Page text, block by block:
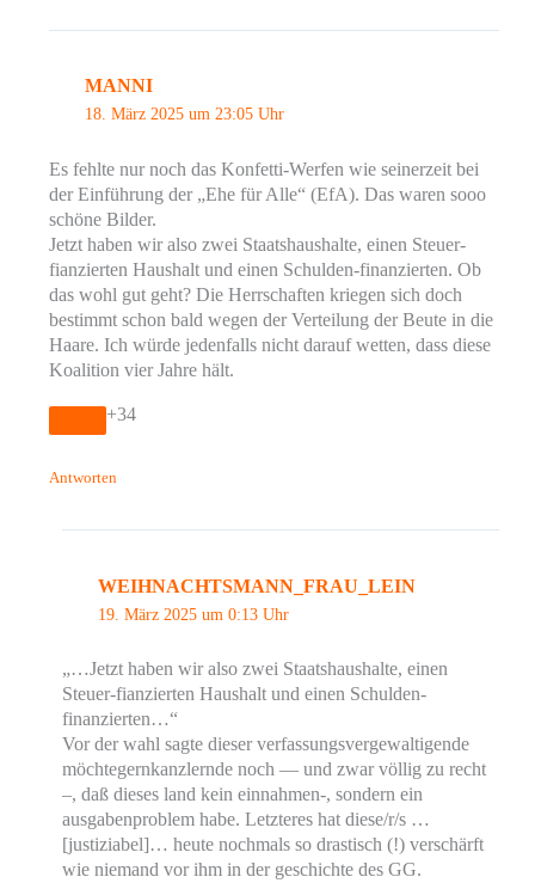
MANNI
18. März 2025 um 23:05 Uhr
Es fehlte nur noch das Konfetti-Werfen wie seinerzeit bei
der Einführung der „Ehe für Alle“ (EfA). Das waren sooo
schöne Bilder.
Jetzt haben wir also zwei Staatshaushalte, einen Steuer-
fianzierten Haushalt und einen Schulden-finanzierten. Ob
das wohl gut geht? Die Herrschaften kriegen sich doch
bestimmt schon bald wegen der Verteilung der Beute in die
Haare. Ich würde jedenfalls nicht darauf wetten, dass diese
Koalition vier Jahre hält.
+34
Antworten
WEIHNACHTSMANN_FRAU_LEIN
19. März 2025 um 0:13 Uhr
„…Jetzt haben wir also zwei Staatshaushalte, einen
Steuer-fianzierten Haushalt und einen Schulden-
finanzierten…“
Vor der wahl sagte dieser verfassungsvergewaltigende
möchtegernkanzlernde noch — und zwar völlig zu recht
–, daß dieses land kein einnahmen-, sondern ein
ausgabenproblem habe. Letzteres hat diese/r/s …
[justiziabel]… heute nochmals so drastisch (!) verschärft
wie niemand vor ihm in der geschichte des GG.